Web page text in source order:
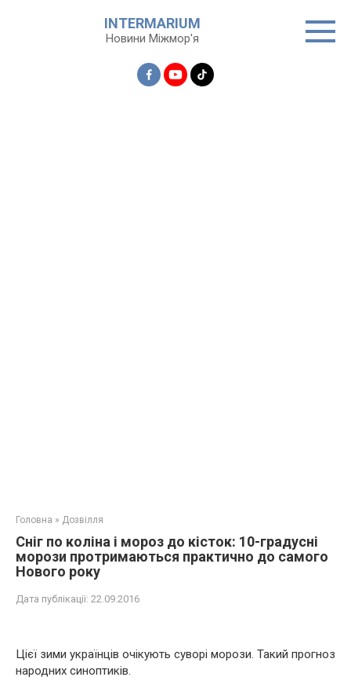
INTERMARIUM
Новини Міжмор'я
Головна » Дозвілля
Сніг по коліна і мороз до кісток: 10-градусні
морози протримаються практично до самого
Нового року
Дата публікації: 22.09.2016
Цієї зими українців очікують суворі морози. Такий прогноз
народних синоптиків.